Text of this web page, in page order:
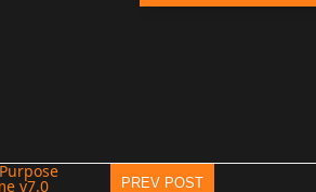
PREV POST